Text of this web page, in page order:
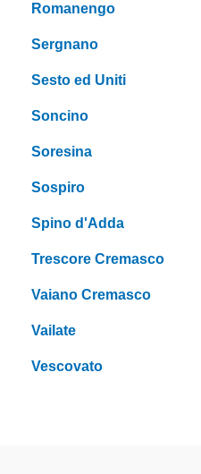
Romanengo
Sergnano
Sesto ed Uniti
Soncino
Soresina
Sospiro
Spino d'Adda
Trescore Cremasco
Vaiano Cremasco
Vailate
Vescovato